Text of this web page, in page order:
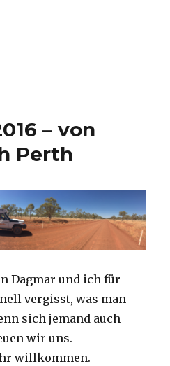
– von
Perth
Dagmar und ich für
vergisst, was man
sich jemand auch
wir uns.
willkommen.